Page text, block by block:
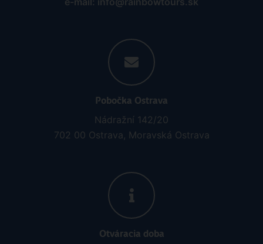
Pobočka Ostrava
Nádražní 142/20
702 00 Ostrava, Moravská Ostrava
Otváracia doba